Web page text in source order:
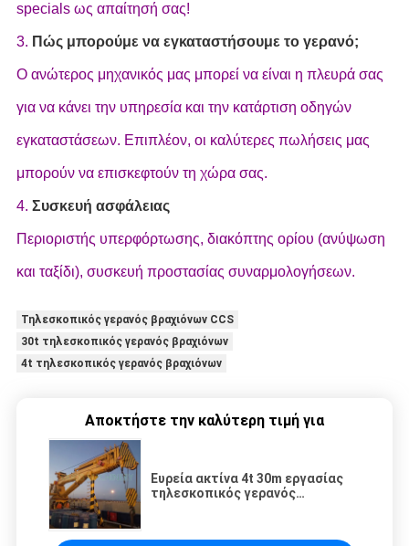
specials ως απαίτησή σας!
3. Πώς μπορούμε να εγκαταστήσουμε το γερανό;
Ο ανώτερος μηχανικός μας μπορεί να είναι η πλευρά σας
για να κάνει την υπηρεσία και την κατάρτιση οδηγών
εγκαταστάσεων. Επιπλέον, οι καλύτερες πωλήσεις μας
μπορούν να επισκεφτούν τη χώρα σας.
4. Συσκευή ασφάλειας
Περιοριστής υπερφόρτωσης, διακόπτης ορίου (ανύψωση
και ταξίδι), συσκευή προστασίας συναρμολογήσεων.
Τηλεσκοπικός γερανός βραχιόνων CCS
30t τηλεσκοπικός γερανός βραχιόνων
4t τηλεσκοπικός γερανός βραχιόνων
Αποκτήστε την καλύτερη τιμή για
Ευρεία ακτίνα 4t 30m εργασίας
τηλεσκοπικός γερανός